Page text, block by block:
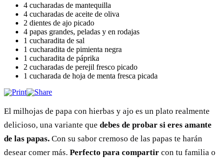
4 cucharadas de mantequilla
4 cucharadas de aceite de oliva
2 dientes de ajo picado
4 papas grandes, peladas y en rodajas
1 cucharadita de sal
1 cucharadita de pimienta negra
1 cucharadita de páprika
2 cucharadas de perejil fresco picado
1 cucharada de hoja de menta fresca picada
El milhojas de papa con hierbas y ajo es un plato realmente
delicioso, una variante que debes de probar si eres amante
de las papas. Con su sabor cremoso de las papas te harán
desear comer más. Perfecto para compartir con tu familia o